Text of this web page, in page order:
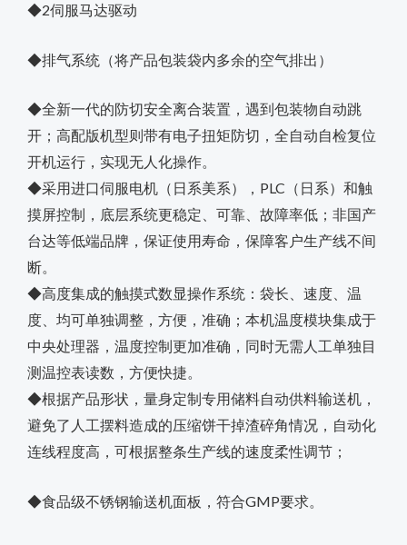
◆2伺服马达驱动
◆排气系统（将产品包装袋内多余的空气排出）
◆全新一代的防切安全离合装置，遇到包装物自动跳
开；高配版机型则带有电子扭矩防切，全自动自检复位
开机运行，实现无人化操作。
◆采用进口伺服电机（日系美系），PLC（日系）和触
摸屏控制，底层系统更稳定、可靠、故障率低；非国产
台达等低端品牌，保证使用寿命，保障客户生产线不间
断。
◆高度集成的触摸式数显操作系统：袋长、速度、温
度、均可单独调整，方便，准确；本机温度模块集成于
中央处理器，温度控制更加准确，同时无需人工单独目
测温控表读数，方便快捷。
◆根据产品形状，量身定制专用储料自动供料输送机，
避免了人工摆料造成的压缩饼干掉渣碎角情况，自动化
连线程度高，可根据整条生产线的速度柔性调节；
◆食品级不锈钢输送机面板，符合GMP要求。